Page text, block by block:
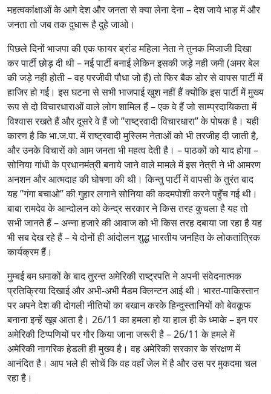
महत्वकांक्षाओं के आगे देश और जनता से क्या लेना देना – देश जाये भाड़ में और
जनता तो जब तक दुधारू है दुहे जाओ।
पिछले दिनों भाजपा की एक फायर ब्रांड महिला नेता ने तुनक मिजाजी दिखा
कर पार्टी छोड़ दी थी – नई पार्टी बनाई लेकिन इसकी जड़े नही जमी (अमर बेल
की जड़े नही होती – वह परजीवी पौधा जो हैं) तो फिर बैक डोर से वापस पार्टी में
हाजिर हो गई। इस घटना से सभी भाजपाई खुश नहीं हैं क्योंकि इस पार्टी में मुख्य
रूप से दो विचारधाराओं वाले लोग शामिल हैं – एक वे हैं जो साम्प्रदायिकता में
विश्वास रखते हैं और दूसरे वे हैं जो ’’राष्ट्रवादी विचारधारा’’ के पोषक है। यही
कारण है कि भा.ज.पा. में राष्ट्रवादी मुस्लिम नेताओं को भी तरजीह दी जाती है,
और उनके विचारों को आम जनता भी महत्व देती है। – पाठकों को याद होगा –
सोनिया गांधी के प्रधानमंत्री बनाये जाने वाले मामले में इस नेत्री ने भी आमरण
अनशन और आत्मदाह की घोषणा की थी। किन्तु पार्टी में वापसी के तुरंत बाद
यह ’’गंगा बचाओ’’ की गुहार लगाने सोनिया की कदमपोशी करने पहुँच गई थी।
बाबा रामदेव के आन्दोलन को केन्द्र सरकार ने किस तरह कुचला है यह तो
सभी जानते हैं – अन्ना हजारे की आवाज को भी किस तरह दबाया जा रहा है यह
भी सब देख रहे हैं – ये दोनों ही आंदोलन शुद्ध भारतीय जनहित के लोकतांत्रिक
कार्यक्रम हैं।
मुम्बई बम धमाकों के बाद तुरन्त अमेरिकी राष्ट्रपति ने अपनी संवेदनात्मक
प्रतिक्रिया दिखाई और अभी-अभी मैडम क्लिन्टन आई थी। भारत-पाकिस्तान
पर अपने देश की दोगली नीतियों का बखान करके हिन्दुस्तानियों को बेवकूफ
बनाना इन्हें खूब आता है। 26/11 का हमला हो या हाल ही के ध्माके – इन पर
अमेरिकी टिप्पणियों पर गौर किया जाना जरूरी है – 26/11 के हमले में
अमेरिकी नागरिक हेडली ही मुख्य है। वह अमेरिकी सरकार के संरक्षण में
आनंदित है। आप भले ही सोचें कि वह वहाँ जेल में है और उस पर मुकदमा चल
रहा है।